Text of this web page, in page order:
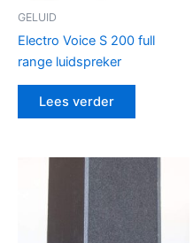
GELUID
Electro Voice S 200 full
range luidspreker
Lees verder